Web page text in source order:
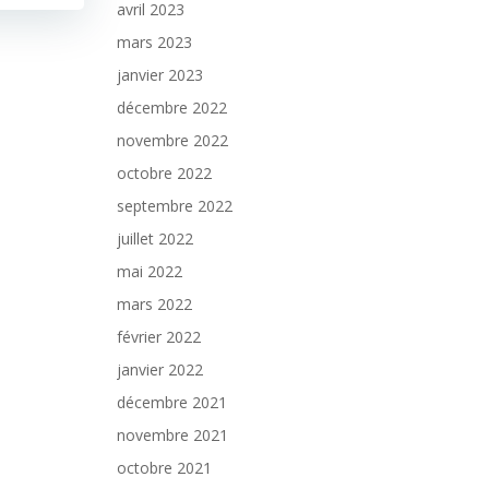
avril 2023
mars 2023
janvier 2023
décembre 2022
novembre 2022
octobre 2022
septembre 2022
juillet 2022
mai 2022
mars 2022
février 2022
janvier 2022
décembre 2021
novembre 2021
octobre 2021